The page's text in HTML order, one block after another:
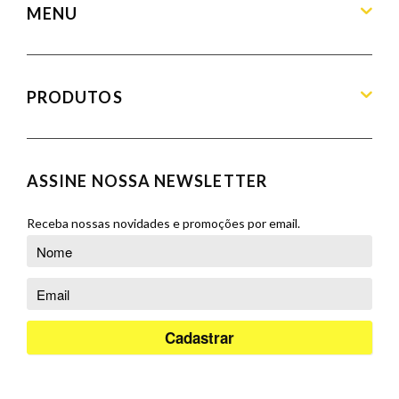
MENU
Home
Blog
Orçamento
PRODUTOS
Aparadores
Cadeiras
Complementos
Poltronas
Puffs
ASSINE NOSSA NEWSLETTER
Receba nossas novidades e promoções por email.